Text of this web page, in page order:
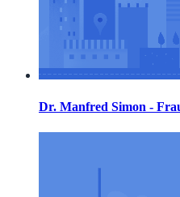
Dr. Manfred Simon -